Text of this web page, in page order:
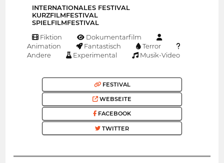
INTERNATIONALES FESTIVAL
KURZFILMFESTIVAL
SPIELFILMFESTIVAL
Fiktion
Dokumentarfilm
Animation
Fantastisch
Terror
Andere
Experimental Musik-Video
FESTIVAL
WEBSEITE
FACEBOOK
TWITTER